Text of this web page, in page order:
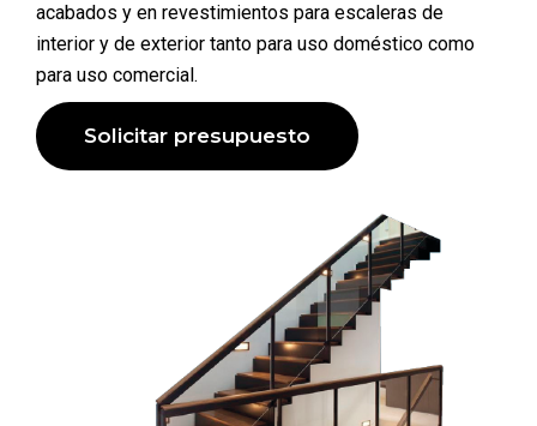
acabados y en revestimientos para escaleras de
interior y de exterior tanto para uso doméstico como
para uso comercial.
Solicitar presupuesto